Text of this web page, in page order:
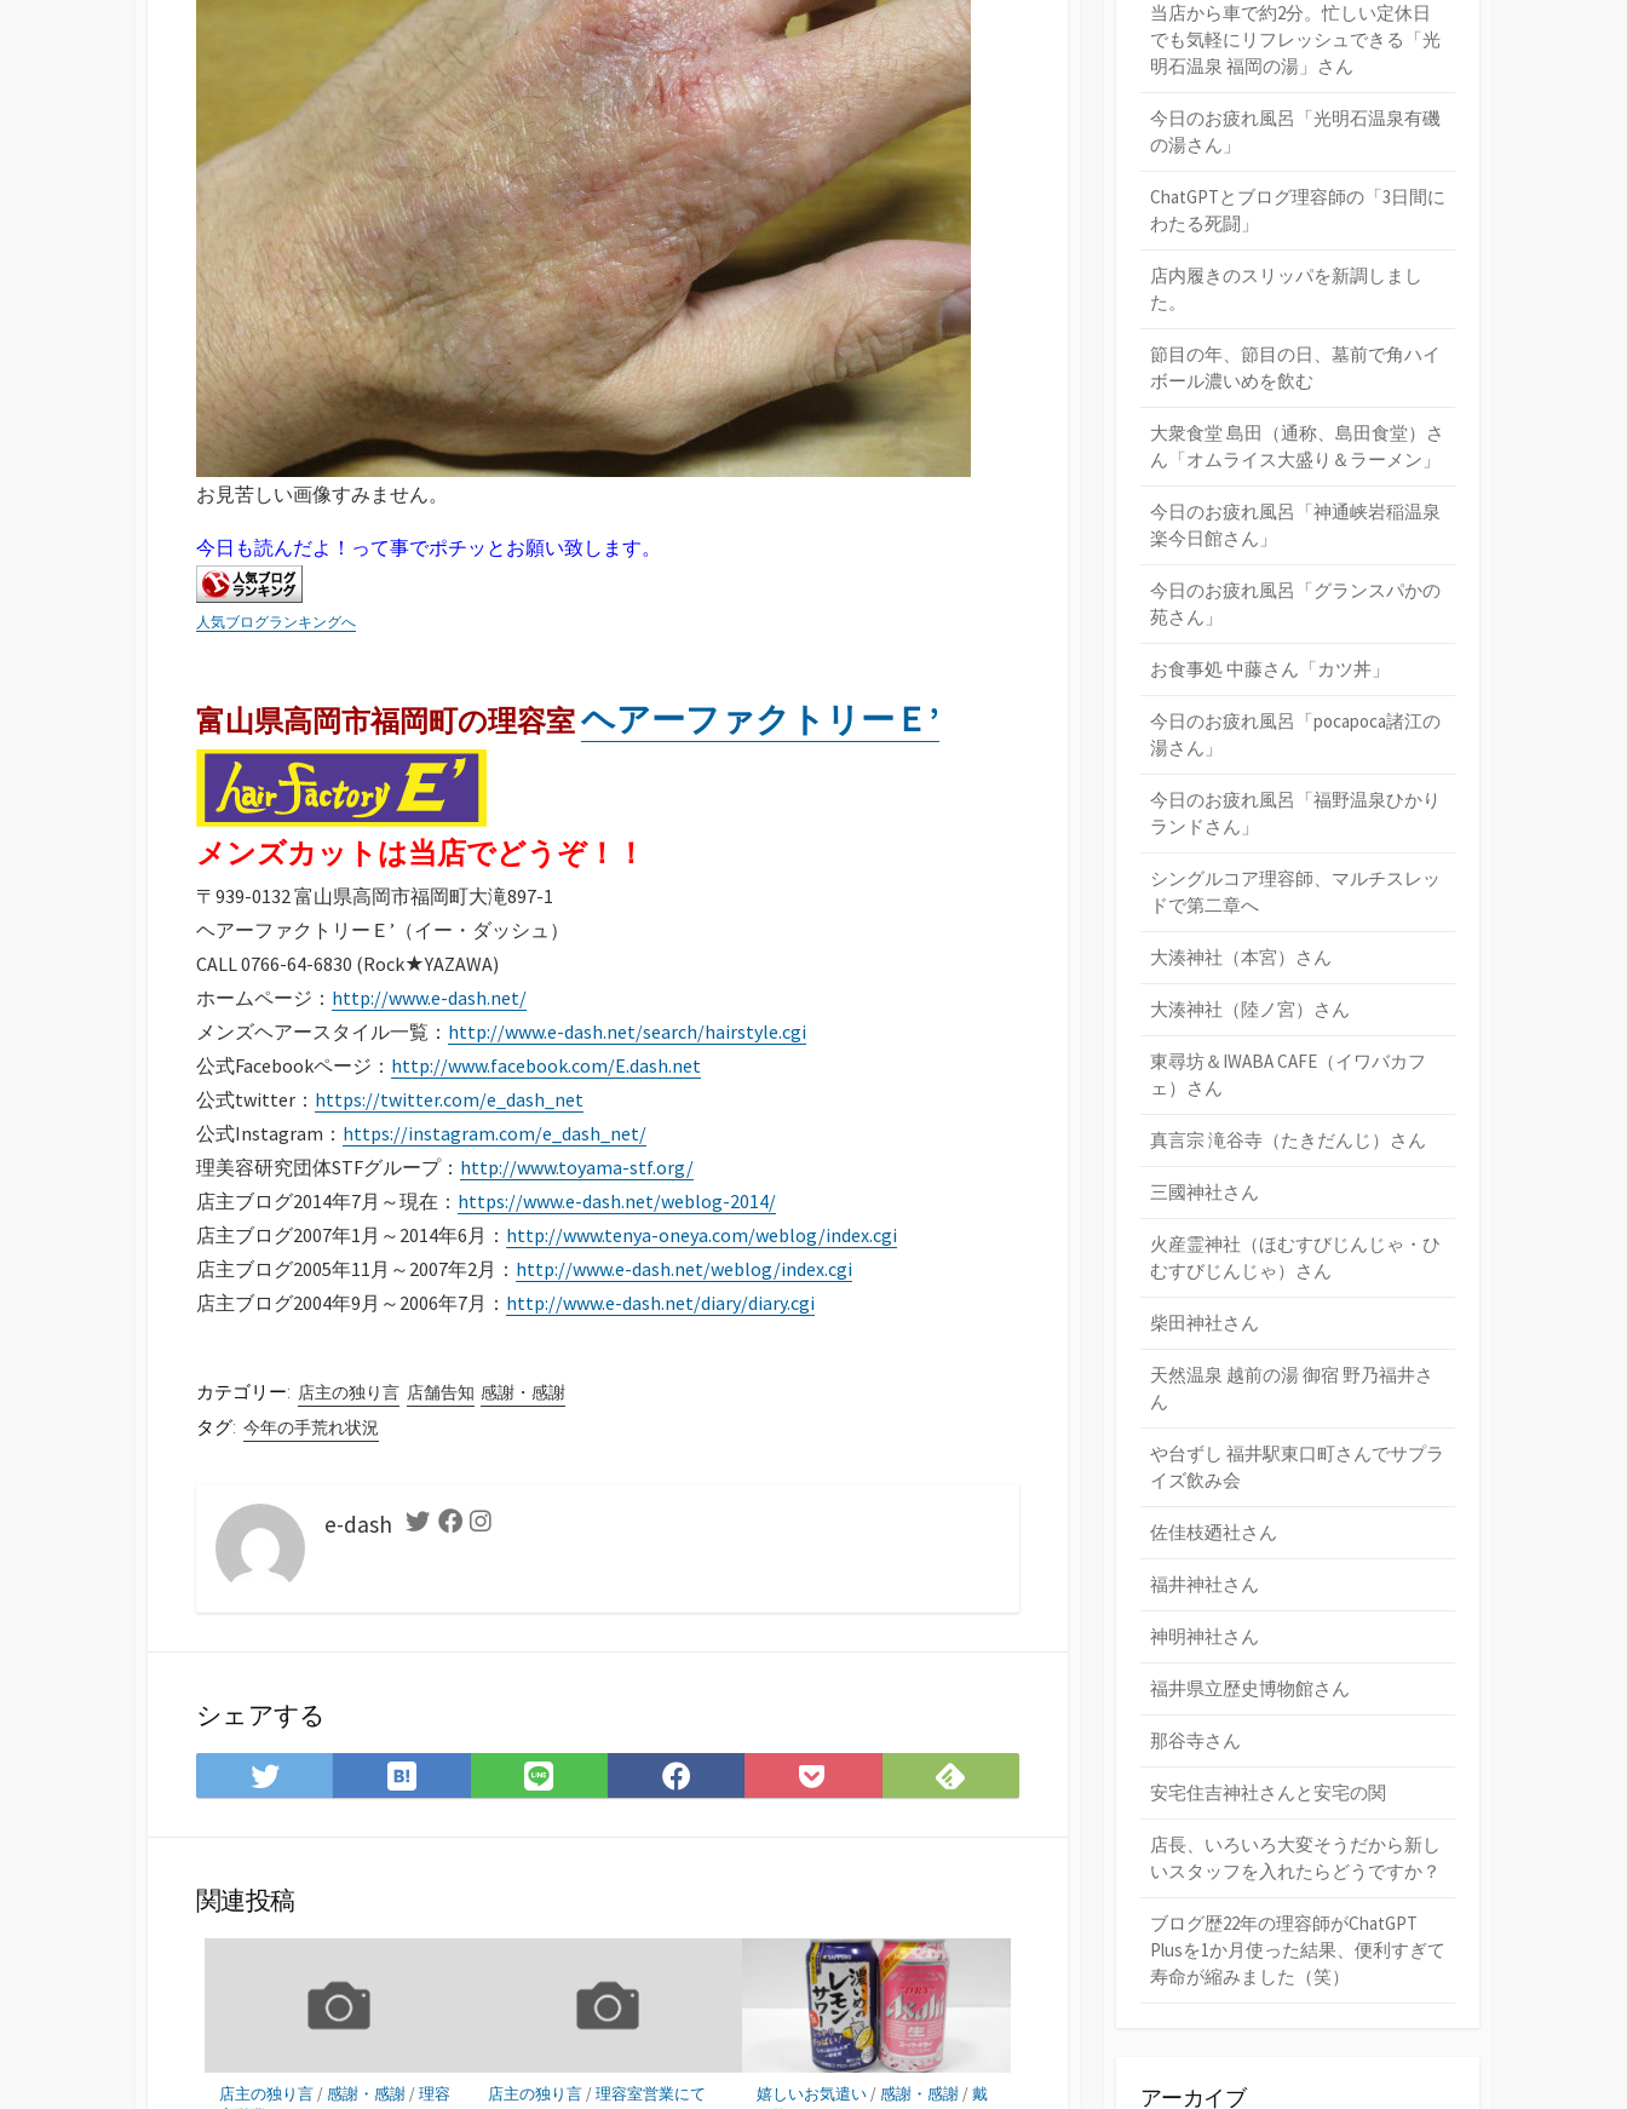
お見苦しい画像すみません。
今日も読んだよ！って事でポチッとお願い致します。
人気ブログランキングへ
富山県高岡市福岡町の理容室ヘアーファクトリーＥ’
メンズカットは当店でどうぞ！！
〒939-0132 富山県高岡市福岡町大滝897-1
ヘアーファクトリーＥ’（イー・ダッシュ）
CALL 0766-64-6830 (Rock★YAZAWA)
ホームページ： http://www.e-dash.net/
メンズヘアースタイル一覧： http://www.e-dash.net/search/hairstyle.cgi
公式Facebookページ： http://www.facebook.com/E.dash.net
公式twitter： https://twitter.com/e_dash_net
公式Instagram： https://instagram.com/e_dash_net/
理美容研究団体STFグループ： http://www.toyama-stf.org/
店主ブログ2014年7月～現在： https://www.e-dash.net/weblog-2014/
店主ブログ2007年1月～2014年6月： http://www.tenya-oneya.com/weblog/index.cgi
店主ブログ2005年11月～2007年2月： http://www.e-dash.net/weblog/index.cgi
店主ブログ2004年9月～2006年7月： http://www.e-dash.net/diary/diary.cgi
カテゴリー: 店主の独り言 店舗告知 感謝・感謝
タグ: 今年の手荒れ状況
e-dash TwitterFacebookInstagram
シェアする
Twitter
で
ア
は
て
マ
保
存
LINE
で
Facebook
で
Pocket
に
Feedly
で
関連投稿
店主の独り言/感謝・感謝/理容
店主の独り言/理容室営業にて 嬉しいお気遣い/感謝・感謝/戴
当店から車で約2分。忙しい定休日
でも気軽にリフレッシュできる「光
明石温泉 福岡の湯」さん
今日のお疲れ風呂「光明石温泉有磯
の湯さん」
ChatGPTとブログ理容師の「3日間に
わたる死闘」
店内履きのスリッパを新調しまし
た。
節目の年、節目の日、墓前で角ハイ
ボール濃いめを飲む
大衆食堂 島田（通称、島田食堂）さ
ん「オムライス大盛り＆ラーメン」
今日のお疲れ風呂「神通峡岩稲温泉
楽今日館さん」
今日のお疲れ風呂「グランスパかの
苑さん」
お食事処 中藤さん「カツ丼」
今日のお疲れ風呂「pocapoca諸江の
湯さん」
今日のお疲れ風呂「福野温泉ひかり
ランドさん」
シングルコア理容師、マルチスレッ
ドで第二章へ
大湊神社（本宮）さん
大湊神社（陸ノ宮）さん
東尋坊＆IWABA CAFE（イワバカフ
ェ）さん
真言宗 滝谷寺（たきだんじ）さん
三國神社さん
火産霊神社（ほむすびじんじゃ・ひ
むすびじんじゃ）さん
柴田神社さん
天然温泉 越前の湯 御宿 野乃福井さ
ん
や台ずし 福井駅東口町さんでサプラ
イズ飲み会
佐佳枝廼社さん
福井神社さん
神明神社さん
福井県立歴史博物館さん
那谷寺さん
安宅住吉神社さんと安宅の関
店長、いろいろ大変そうだから新し
いスタッフを入れたらどうですか？
ブログ歴22年の理容師がChatGPT
Plusを1か月使った結果、便利すぎて
寿命が縮みました（笑）
アーカイブ